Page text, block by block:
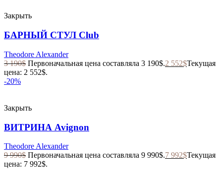
Закрыть
БАРНЫЙ СТУЛ Club
Theodore Alexander
3 190$ Первоначальная цена составляла 3 190$.2 552$Текущая
цена: 2 552$.
-20%
Закрыть
ВИТРИНА Avignon
Theodore Alexander
9 990$ Первоначальная цена составляла 9 990$.7 992$Текущая
цена: 7 992$.